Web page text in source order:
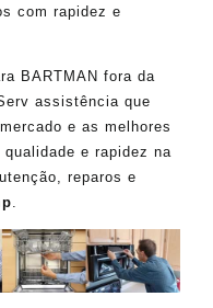
com rapidez e
BARTMAN fora da
assistência que
e as melhores
e rapidez na
reparos e
.